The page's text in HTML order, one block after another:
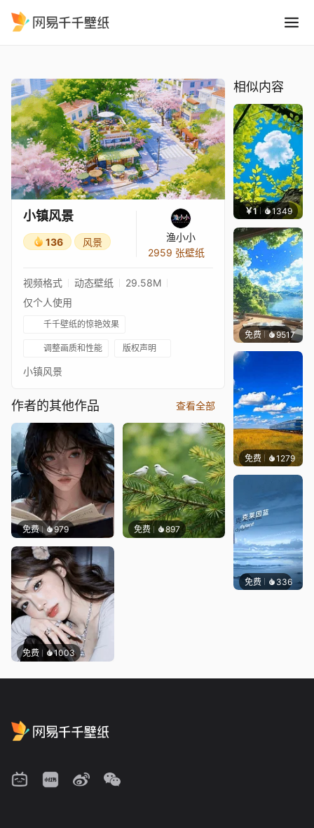
小镇风景
136 风景
渔小小
2959 张壁纸
视频格式 动态壁纸
29.58M
仅个人使用
千千壁纸的惊艳效果
调整画质和性能 版权声明
小镇风景
作者的其他作品 查看全部
免费 979 免费 897
免费 1003
相似内容
￥1 1349 渔小
免费 9517叮叮
免费 1279叮叮
免费 336冰茶Ln